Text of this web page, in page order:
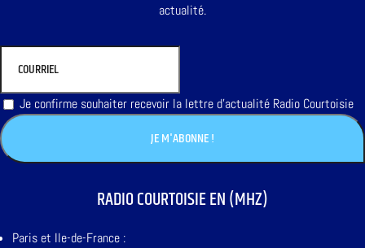
actualité.
Je confirme souhaiter recevoir la lettre d'actualité Radio Courtoisie
RADIO COURTOISIE EN (MHZ)
Paris et Ile-de-France :